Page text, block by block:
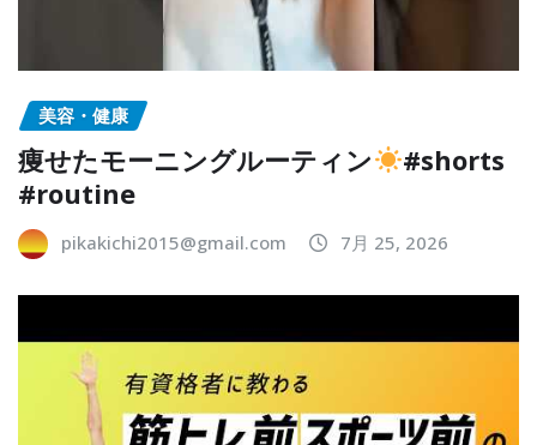
美容・健康
痩せたモーニングルーティン
#shorts
#routine
pikakichi2015@gmail.com 7月 25, 2026